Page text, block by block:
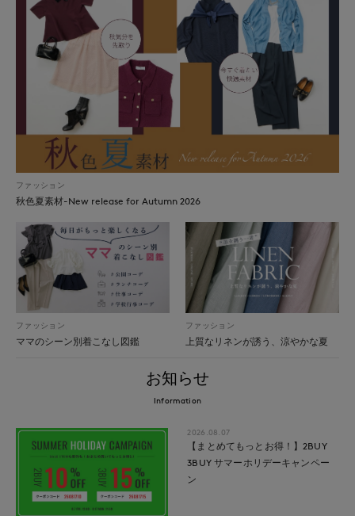
ファッション
秋色夏素材-New release for Autumn 2026
ファッション
ママのシーン別着こなし図鑑
ファッション
上質なリネンが誘う、涼やかな夏
お知らせ
Information
2026.08.07
【まとめてもっとお得！】2BUY
3BUY サマーホリデーキャンペー
ン